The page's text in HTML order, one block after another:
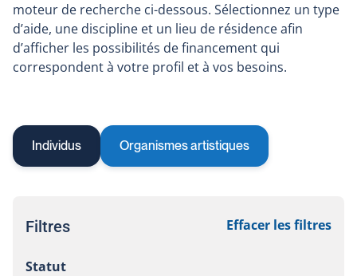
moteur de recherche ci-dessous. Sélectionnez un type
d’aide, une discipline et un lieu de résidence afin
d’afficher les possibilités de financement qui
correspondent à votre profil et à vos besoins.
Individus Organismes artistiques
Filtres Effacer les filtres
Statut